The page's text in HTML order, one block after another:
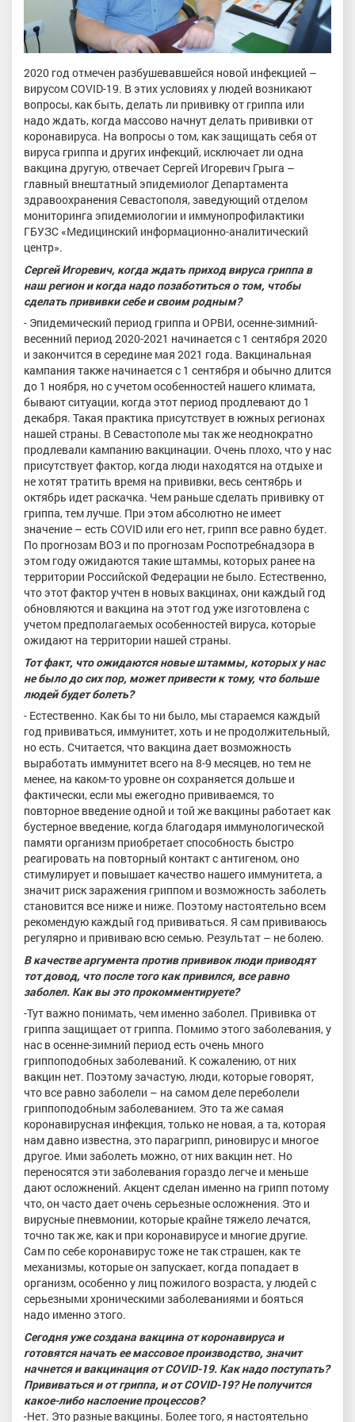
2020 год отмечен разбушевавшейся новой инфекцией –
вирусом COVID-19. В этих условиях у людей возникают
вопросы, как быть, делать ли прививку от гриппа или
надо ждать, когда массово начнут делать прививки от
коронавируса. На вопросы о том, как защищать себя от
вируса гриппа и других инфекций, исключает ли одна
вакцина другую, отвечает Сергей Игоревич Грыга –
главный внештатный эпидемиолог Департамента
здравоохранения Севастополя, заведующий отделом
мониторинга эпидемиологии и иммунопрофилактики
ГБУЗС «Медицинский информационно-аналитический
центр».
Сергей Игоревич, когда ждать приход вируса гриппа в
наш регион и когда надо позаботиться о том, чтобы
сделать прививки себе и своим родным?
- Эпидемический период гриппа и ОРВИ, осенне-зимний-
весенний период 2020-2021 начинается с 1 сентября 2020
и закончится в середине мая 2021 года. Вакцинальная
кампания также начинается с 1 сентября и обычно длится
до 1 ноября, но с учетом особенностей нашего климата,
бывают ситуации, когда этот период продлевают до 1
декабря. Такая практика присутствует в южных регионах
нашей страны. В Севастополе мы так же неоднократно
продлевали кампанию вакцинации. Очень плохо, что у нас
присутствует фактор, когда люди находятся на отдыхе и
не хотят тратить время на прививки, весь сентябрь и
октябрь идет раскачка. Чем раньше сделать прививку от
гриппа, тем лучше. При этом абсолютно не имеет
значение – есть COVID или его нет, грипп все равно будет.
По прогнозам ВОЗ и по прогнозам Роспотребнадзора в
этом году ожидаются такие штаммы, которых ранее на
территории Российской Федерации не было. Естественно,
что этот фактор учтен в новых вакцинах, они каждый год
обновляются и вакцина на этот год уже изготовлена с
учетом предполагаемых особенностей вируса, которые
ожидают на территории нашей страны.
Тот факт, что ожидаются новые штаммы, которых у нас
не было до сих пор, может привести к тому, что больше
людей будет болеть?
- Естественно. Как бы то ни было, мы стараемся каждый
год прививаться, иммунитет, хоть и не продолжительный,
но есть. Считается, что вакцина дает возможность
выработать иммунитет всего на 8-9 месяцев, но тем не
менее, на каком-то уровне он сохраняется дольше и
фактически, если мы ежегодно прививаемся, то
повторное введение одной и той же вакцины работает как
бустерное введение, когда благодаря иммунологической
памяти организм приобретает способность быстро
реагировать на повторный контакт с антигеном, оно
стимулирует и повышает качество нашего иммунитета, а
значит риск заражения гриппом и возможность заболеть
становится все ниже и ниже. Поэтому настоятельно всем
рекомендую каждый год прививаться. Я сам прививаюсь
регулярно и прививаю всю семью. Результат – не болею.
В качестве аргумента против прививок люди приводят
тот довод, что после того как привился, все равно
заболел. Как вы это прокомментируете?
-Тут важно понимать, чем именно заболел. Прививка от
гриппа защищает от гриппа. Помимо этого заболевания, у
нас в осенне-зимний период есть очень много
гриппоподобных заболеваний. К сожалению, от них
вакцин нет. Поэтому зачастую, люди, которые говорят,
что все равно заболели – на самом деле переболели
гриппоподобным заболеванием. Это та же самая
коронавирусная инфекция, только не новая, а та, которая
нам давно известна, это парагрипп, риновирус и многое
другое. Ими заболеть можно, от них вакцин нет. Но
переносятся эти заболевания гораздо легче и меньше
дают осложнений. Акцент сделан именно на грипп потому
что, он часто дает очень серьезные осложнения. Это и
вирусные пневмонии, которые крайне тяжело лечатся,
точно так же, как и при коронавирусе и многие другие.
Сам по себе коронавирус тоже не так страшен, как те
механизмы, которые он запускает, когда попадает в
организм, особенно у лиц пожилого возраста, у людей с
серьезными хроническими заболеваниями и бояться
надо именно этого.
Сегодня уже создана вакцина от коронавируса и
готовятся начать ее массовое производство, значит
начнется и вакцинация от COVID-19. Как надо поступать?
Прививаться и от гриппа, и от COVID-19? Не получится
какое-либо наслоение процессов?
-Нет. Это разные вакцины. Более того, я настоятельно